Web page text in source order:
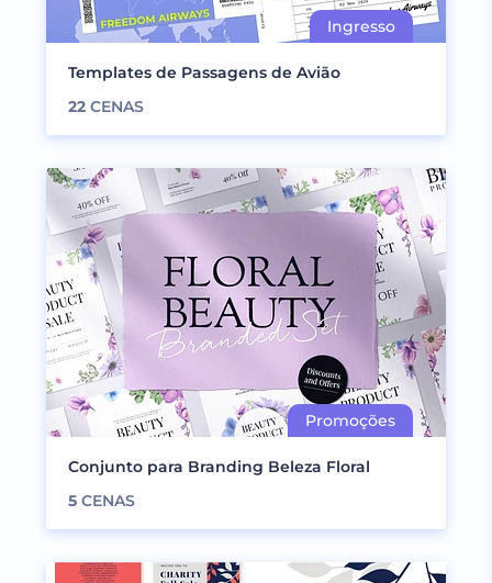
Templates de Passagens de Avião
22 CENAS
Conjunto para Branding Beleza Floral
5 CENAS